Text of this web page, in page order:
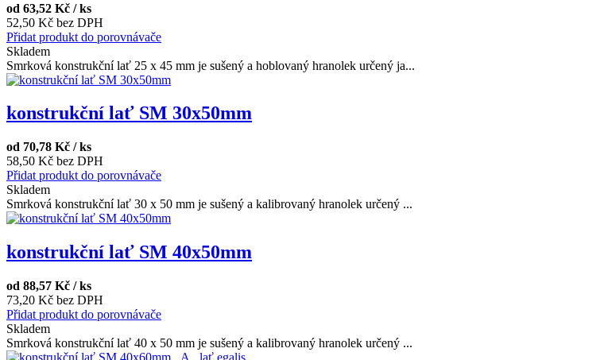
od 63,52 Kč / ks
52,50 Kč bez DPH
Přidat produkt do porovnávače
Skladem
Smrková konstrukční lať 25 x 45 mm je sušený a hoblovaný hranolek určený ja...
konstrukční lať SM 30x50mm
od 70,78 Kč / ks
58,50 Kč bez DPH
Přidat produkt do porovnávače
Skladem
Smrková konstrukční lať 30 x 50 mm je sušený a kalibrovaný hranolek určený ...
konstrukční lať SM 40x50mm
od 88,57 Kč / ks
73,20 Kč bez DPH
Přidat produkt do porovnávače
Skladem
Smrková konstrukční lať 40 x 50 mm je sušený a kalibrovaný hranolek určený ...